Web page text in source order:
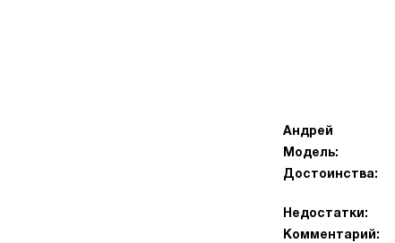
Андрей
Модель:
Достоинства:
Недостатки:
Комментарий: